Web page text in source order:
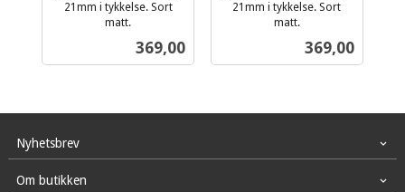
21mm i tykkelse. Sort
matt.
Pris
369,00
21mm i tykkelse. Sort
matt.
Pris
369,00
Nyhetsbrev
Om butikken